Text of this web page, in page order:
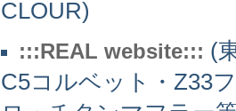
CLOUR)
:::REAL website::: (
C5コルベット・Z33